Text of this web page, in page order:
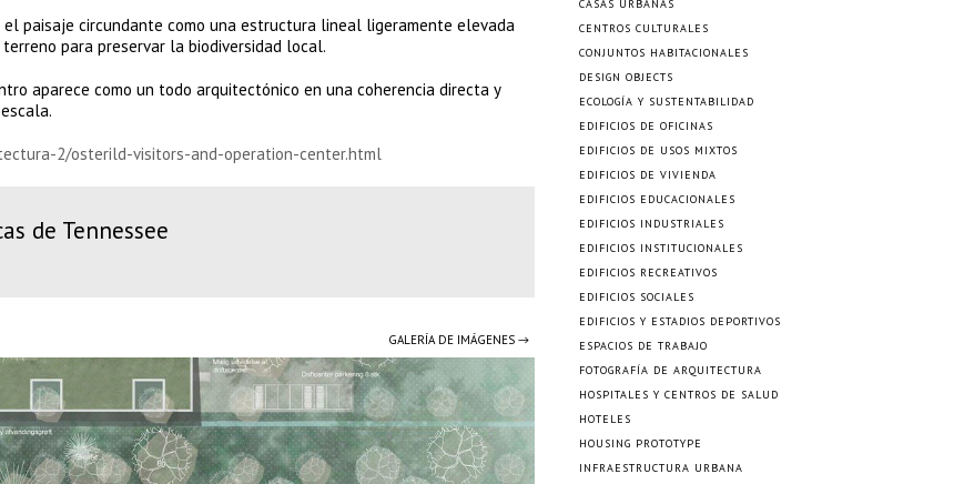
paisaje circundante como una estructura lineal ligeramente elevada
para preservar la biodiversidad local.
aparece como un todo arquitectónico en una coherencia directa y
2/osterild-visitors-and-operation-center.html
de Tennessee
GALERÍA DE IMÁGENES →
CASAS URBANAS
CENTROS CULTURALES
CONJUNTOS HABITACIONALES
DESIGN OBJECTS
ECOLOGÍA Y SUSTENTABILIDAD
EDIFICIOS DE OFICINAS
EDIFICIOS DE USOS MIXTOS
EDIFICIOS DE VIVIENDA
EDIFICIOS EDUCACIONALES
EDIFICIOS INDUSTRIALES
EDIFICIOS INSTITUCIONALES
EDIFICIOS RECREATIVOS
EDIFICIOS SOCIALES
EDIFICIOS Y ESTADIOS DEPORTIVOS
ESPACIOS DE TRABAJO
FOTOGRAFÍA DE ARQUITECTURA
HOSPITALES Y CENTROS DE SALUD
HOTELES
HOUSING PROTOTYPE
INFRAESTRUCTURA URBANA